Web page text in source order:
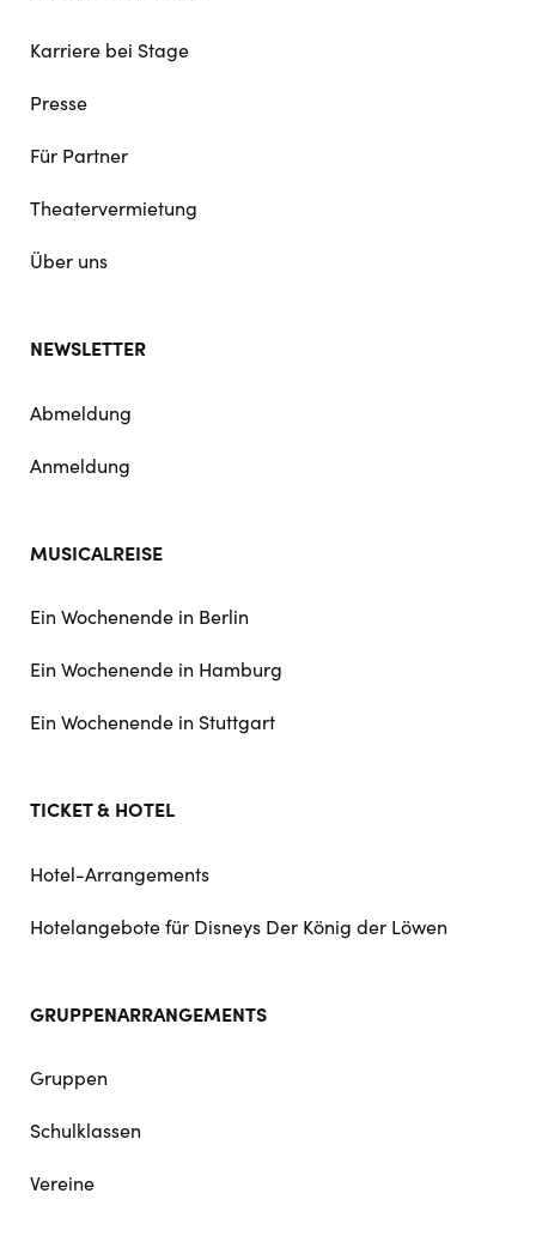
Karriere bei Stage
Presse
Für Partner
Theatervermietung
Über uns
NEWSLETTER
Abmeldung
Anmeldung
MUSICALREISE
Ein Wochenende in Berlin
Ein Wochenende in Hamburg
Ein Wochenende in Stuttgart
TICKET & HOTEL
Hotel-Arrangements
Hotelangebote für Disneys Der König der Löwen
GRUPPENARRANGEMENTS
Gruppen
Schulklassen
Vereine